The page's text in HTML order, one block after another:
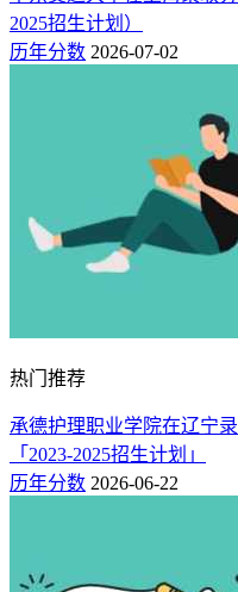
2025招生计划）
历年分数 2026-07-02
热门推荐
承德护理职业学院在辽宁
「2023-2025招生计划」
历年分数 2026-06-22